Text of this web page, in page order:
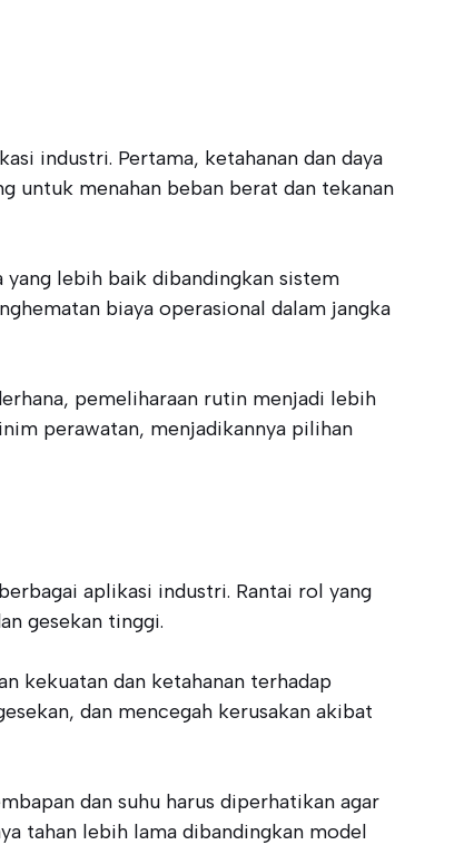
industri. Pertama, ketahanan dan daya
untuk menahan beban berat dan tekanan
lebih baik dibandingkan sistem
biaya operasional dalam jangka
pemeliharaan rutin menjadi lebih
perawatan, menjadikannya pilihan
aplikasi industri. Rantai rol yang
gesekan tinggi.
kekuatan dan ketahanan terhadap
dan mencegah kerusakan akibat
dan suhu harus diperhatikan agar
tahan lebih lama dibandingkan model